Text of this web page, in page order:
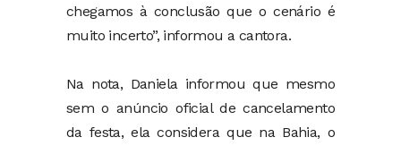
chegamos à conclusão que o cenário é
muito incerto”, informou a cantora.
Na nota, Daniela informou que mesmo
sem o anúncio oficial de cancelamento
da festa, ela considera que na Bahia, o